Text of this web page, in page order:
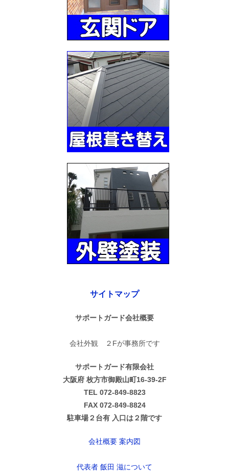
サイトマップ
サポートガード会社概要
会社外観 ２Fが事務所です
サポートガード有限会社
大阪府 枚方市御殿山町16-39-2F
TEL 072-849-8823
FAX 072-849-8824
駐車場２台有 入口は２階です
会社概要 案内図
代表者 飯田 滋について